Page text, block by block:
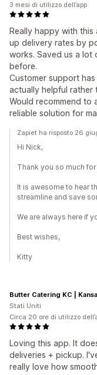
Really happy with
up delivery rates by
works. Saved us a lot
before.
Customer support
actually helpful rather
Would recommend to
reliable solution for
3 mesi di utilizzo dell’app
Zapiet ha risposto 26
Hi Nick,
Thank you so much
It is awesome to hear
streamline and save
We are always here if
Best wishes,
Kitty
Loving this app. It
deliveries + pickup.
really love how
Butter Catering KC |
Stati Uniti
Circa 20 ore di utilizzo